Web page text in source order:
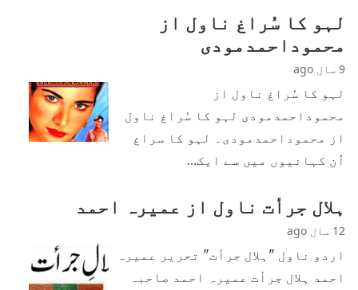
لہو کا سُراغ ناول از
محموداحمدمودی
9 سال ago
لہو کا سُراغ ناول از
محموداحمدمودی لہو کا سُراغ ناول
از محموداحمدمودی۔ لہو کا سراغ
اُن کہانیوں میں سے ایک…
ہلال جرأت ناول از عمیرہ احمد
12 سال ago
اردو ناول "ہلال جرأت" تحریر عمیرہ
احمد ہلال جرأت عمیرہ احمد صاحبہ